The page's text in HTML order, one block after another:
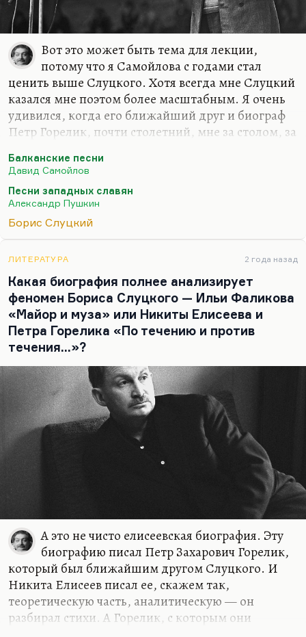
Вот это может быть тема для лекции,
потому что я Самойлова с годами стал
ценить выше Слуцкого. Хотя всегда мне Слуцкий
казался мне поэтом более масштабным. Я очень
удивился, когда его ближайший друг и биограф
Петр Горелик, почти столетний, мне за столом, за
«Ну, конечно, Дезика»
выводу, что божественная легкость Самойлова, за
которой стояла его глубокая тяжесть внутреннего
опыта, его жизни, божественная легкость его —
это все-таки выше воловьих жил Слуцкого.
Бряцает он на хриплой лире
О том, как напряженно жил,
Чтоб след оставить в этом…
Балканские песни
Давид Самойлов
Песни западных славян
Александр Пушкин
Борис Слуцкий
ЛИТЕРАТУРА 2 года назад
Какая биография полнее анализирует
феномен Бориса Слуцкого — Ильи Фаликова
«Майор и муза» или Никиты Елисеева и
Петра Горелика «По течению и против
течения...»?
А это не чисто елисеевская биография. Эту
биографию писал Петр Захарович Горелик,
который был ближайшим другом Слуцкого. И
Никита Елисеев писал ее, скажем так,
теоретическую часть, аналитическую — он
разбирал стихи. А Горелик, с которым они